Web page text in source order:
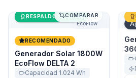
Generador Solar 1800W
EcoFlow
Últimas unidades
RESPALDO DE CASA
COMPARAR
RECOMENDADO
Generador Solar 1800W
EcoFlow DELTA 2
Capacidad 1.024 Wh
Pro